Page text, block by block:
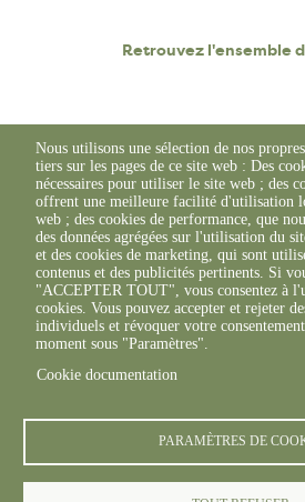
Retrouvez l'ensemble
© FREDON 2019 -
Nous utilisons une sélection de nos
tiers sur les pages de ce site web : Des
nécessaires pour utiliser le site web ; des
offrent une meilleure facilité d'utilisation
web ; des cookies de performance, que
des données agrégées sur l'utilisation du
et des cookies de marketing, qui sont
contenus et des publicités pertinents. Si
"ACCEPTER TOUT", vous consentez à
cookies. Vous pouvez accepter et rejeter
individuels et révoquer votre
moment sous "Paramètres".
Cookie documentation
PARAMÈTRES DE